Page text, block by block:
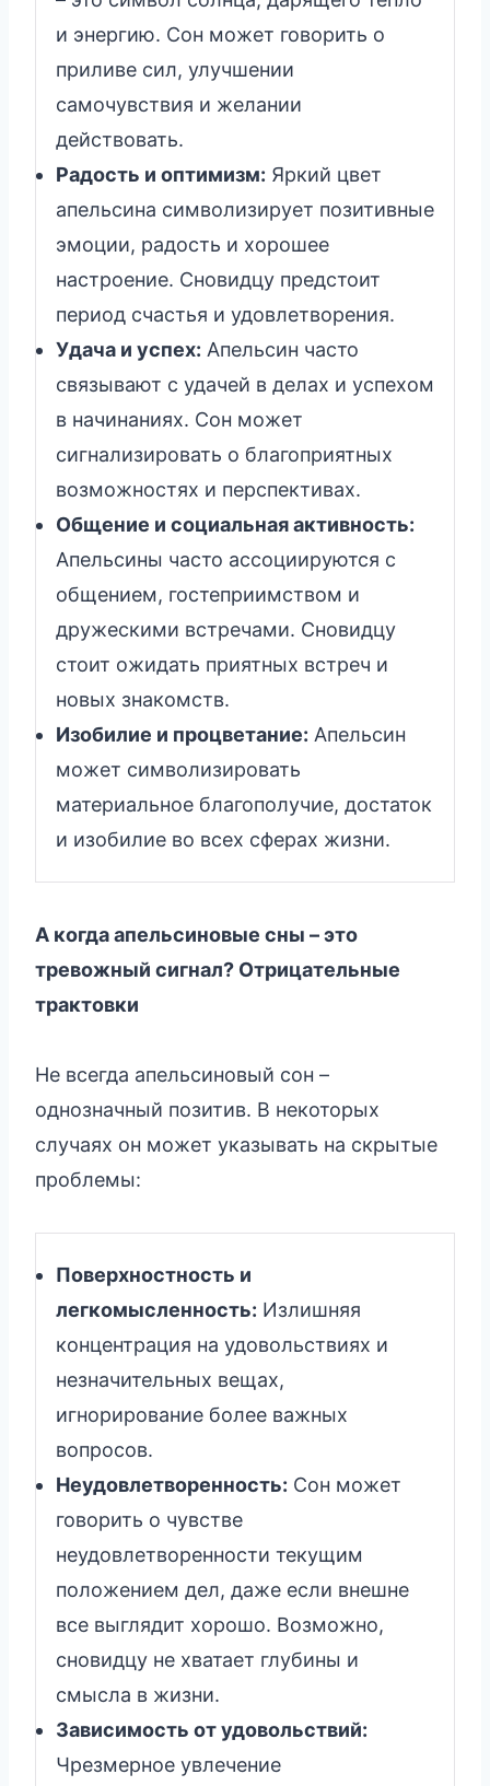
и энергию. Сон может говорить о
приливe сил, улучшении
самочувствия и желании
действовать.
Радость и оптимизм: Яркий цвет
апельсина символизирует позитивные
эмоции, радость и хорошее
настроение. Сновидцу предстоит
период счастья и удовлетворения.
Удача и успех: Апельсин часто
связывают с удачей в делах и успехом
в начинаниях. Сон может
сигнализировать о благоприятных
возможностях и перспективах.
Общение и социальная активность:
Апельсины часто ассоциируются с
общением, гостеприимством и
дружескими встречами. Сновидцу
стоит ожидать приятных встреч и
новых знакомств.
Изобилие и процветание: Апельсин
может символизировать
материальное благополучие, достаток
и изобилие во всех сферах жизни.
А когда апельсиновые сны – это
тревожный сигнал? Отрицательные
трактовки
Не всегда апельсиновый сон –
однозначный позитив. В некоторых
случаях он может указывать на скрытые
проблемы:
Поверхностность и
легкомысленность: Излишняя
концентрация на удовольствиях и
незначительных вещах,
игнорирование более важных
вопросов.
Неудовлетворенность: Сон может
говорить о чувстве
неудовлетворенности текущим
положением дел, даже если внешне
все выглядит хорошо. Возможно,
сновидцу не хватает глубины и
смысла в жизни.
Зависимость от удовольствий:
Чрезмерное увлечение